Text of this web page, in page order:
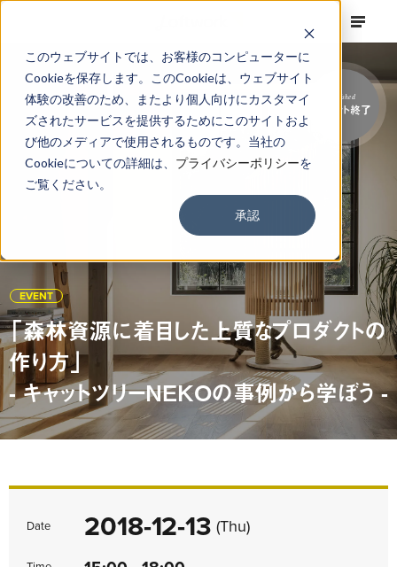
このウェブサイトでは、お客様のコンピューターに
Cookieを保存します。このCookieは、ウェブサイト
体験の改善のため、またより個人向けにカスタマイ
ズされたサービスを提供するためにこのサイトおよ
び他のメディアで使用されるものです。当社の
Cookieについての詳細は、 プライバシーポリシーを
ご覧ください。
承認
EVENT
「森林資源に着目した上質なプロダクトの
作り方」
- キャットツリーNEKOの事例から学ぼう -
Finished
イベント終了
Date 2018-12-13 (Thu)